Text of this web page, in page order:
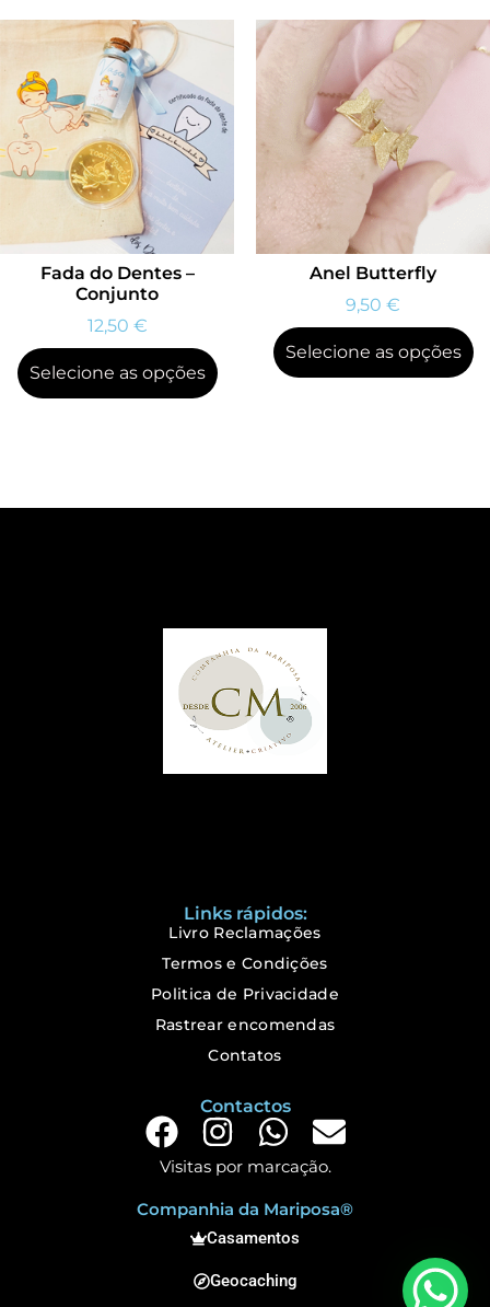
Fada do Dentes –
Conjunto
12,50 €
Selecione as opções
Anel Butterfly
9,50 €
Selecione as opções
Links rápidos:
Livro Reclamações
Termos e Condições
Politica de Privacidade
Rastrear encomendas
Contatos
Contactos
Visitas por marcação.
Companhia da Mariposa®
Casamentos
Geocaching